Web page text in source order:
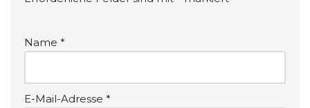
Name *
E-Mail-Adresse *